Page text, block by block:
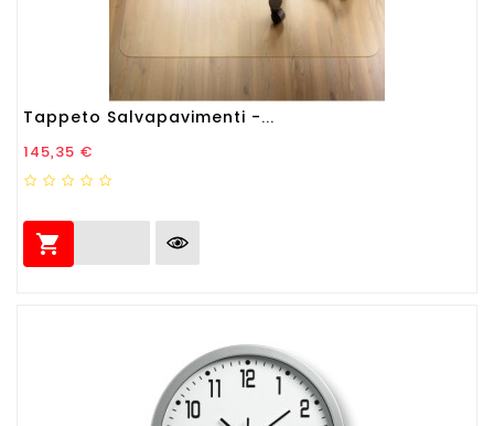
Tappeto Salvapavimenti -...
Prezzo
145,35 €
